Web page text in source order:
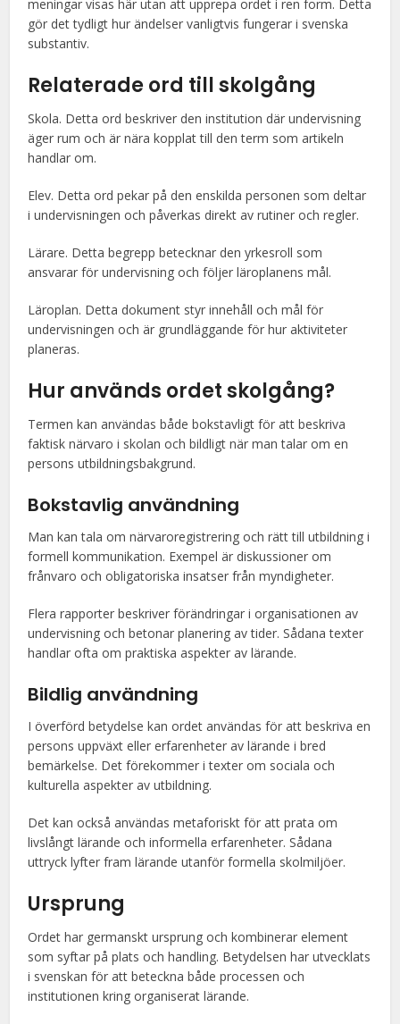
meningar visas här utan att upprepa ordet i ren form. Detta
gör det tydligt hur ändelser vanligtvis fungerar i svenska
substantiv.
Relaterade ord tillskolgång
Skola. Detta ord beskriver den institution där undervisning
äger rum och är nära kopplat till den term som artikeln
handlar om.
Elev. Detta ord pekar på den enskilda personen som deltar
i undervisningen och påverkas direkt av rutiner och regler.
Lärare. Detta begrepp betecknar den yrkesroll som
ansvarar för undervisning och följer läroplanens mål.
Läroplan. Detta dokument styr innehåll och mål för
undervisningen och är grundläggande för hur aktiviteter
planeras.
Hur används ordetskolgång?
Termen kan användas både bokstavligt för att beskriva
faktisk närvaro i skolan och bildligt när man talar om en
persons utbildningsbakgrund.
Bokstavlig användning
Man kan tala om närvaroregistrering och rätt till utbildning i
formell kommunikation. Exempel är diskussioner om
frånvaro och obligatoriska insatser från myndigheter.
Flera rapporter beskriver förändringar i organisationen av
undervisning och betonar planering av tider. Sådana texter
handlar ofta om praktiska aspekter av lärande.
Bildlig användning
I överförd betydelse kan ordet användas för att beskriva en
persons uppväxt eller erfarenheter av lärande i bred
bemärkelse. Det förekommer i texter om sociala och
kulturella aspekter av utbildning.
Det kan också användas metaforiskt för att prata om
livslångt lärande och informella erfarenheter. Sådana
uttryck lyfter fram lärande utanför formella skolmiljöer.
Ursprung
Ordet har germanskt ursprung och kombinerar element
som syftar på plats och handling. Betydelsen har utvecklats
i svenskan för att beteckna både processen och
institutionen kring organiserat lärande.